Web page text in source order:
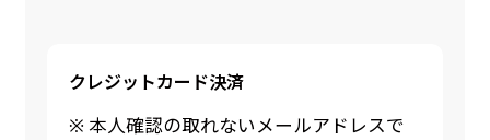
クレジットカード決済
※ 本人確認の取れないメールアドレスで